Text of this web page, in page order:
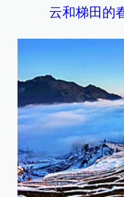
云和梯田的